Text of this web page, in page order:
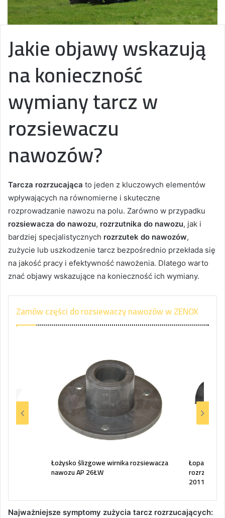
Jakie objawy wskazują
na konieczność
wymiany tarcz w
rozsiewaczu
nawozów?
Tarcza rozrzucająca to jeden z kluczowych elementów
wpływających na równomierne i skuteczne
rozprowadzanie nawozu na polu. Zarówno w przypadku
rozsiewacza do nawozu, rozrzutnika do nawozu, jak i
bardziej specjalistycznych rozrzutek do nawozów,
zużycie lub uszkodzenie tarcz bezpośrednio przekłada się
na jakość pracy i efektywność nawożenia. Dlatego warto
znać objawy wskazujące na konieczność ich wymiany.
Zamów części do rozsiewaczy nawozów w ZENOX
Łożysko ślizgowe wirnika rozsiewacza
nawozu AP 26ŁW
Łopatka
Najważniejsze symptomy zużycia tarcz rozrzucających: